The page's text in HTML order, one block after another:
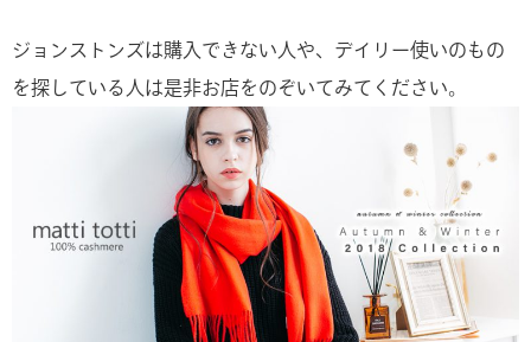
ジョンストンズは購入できない人や、デイリー使いのもの
を探している人は是非お店をのぞいてみてください。